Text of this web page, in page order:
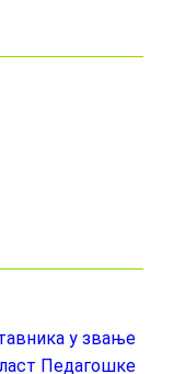
у звање
Педагошке